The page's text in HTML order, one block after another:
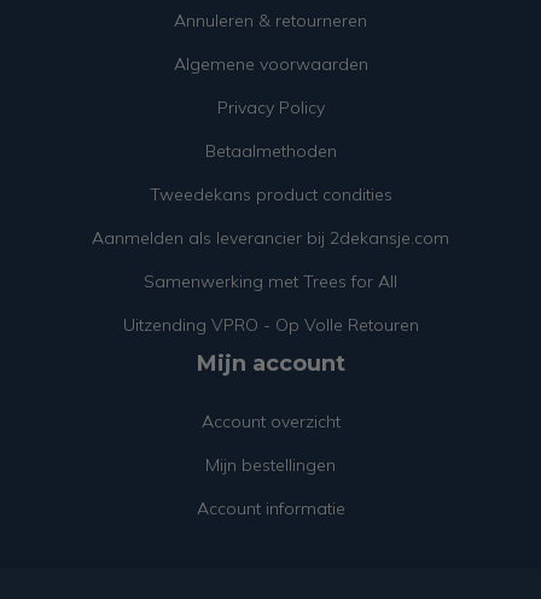
Annuleren & retourneren
Algemene voorwaarden
Privacy Policy
Betaalmethoden
Tweedekans product condities
Aanmelden als leverancier bij 2dekansje.com
Samenwerking met Trees for All
Uitzending VPRO - Op Volle Retouren
Mijn account
Account overzicht
Mijn bestellingen
Account informatie